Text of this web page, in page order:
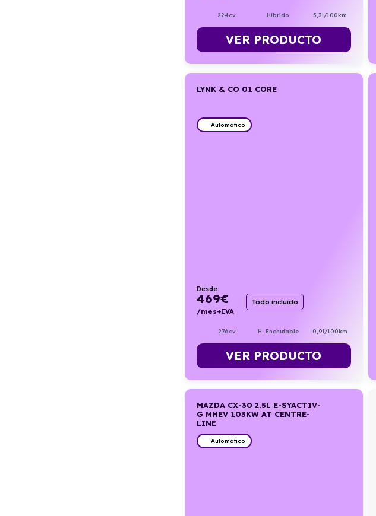
224cv Híbrido 5,3l/100km
VER PRODUCTO
LYNK & CO 01 CORE
Automático
Desde:
469€
/mes+IVA
Todo incluido
276cv H. Enchufable 0,9l/100km
VER PRODUCTO
MAZDA CX-30 2.5L E-SYACTIV-
G MHEV 103KW AT CENTRE-
LINE
Automático